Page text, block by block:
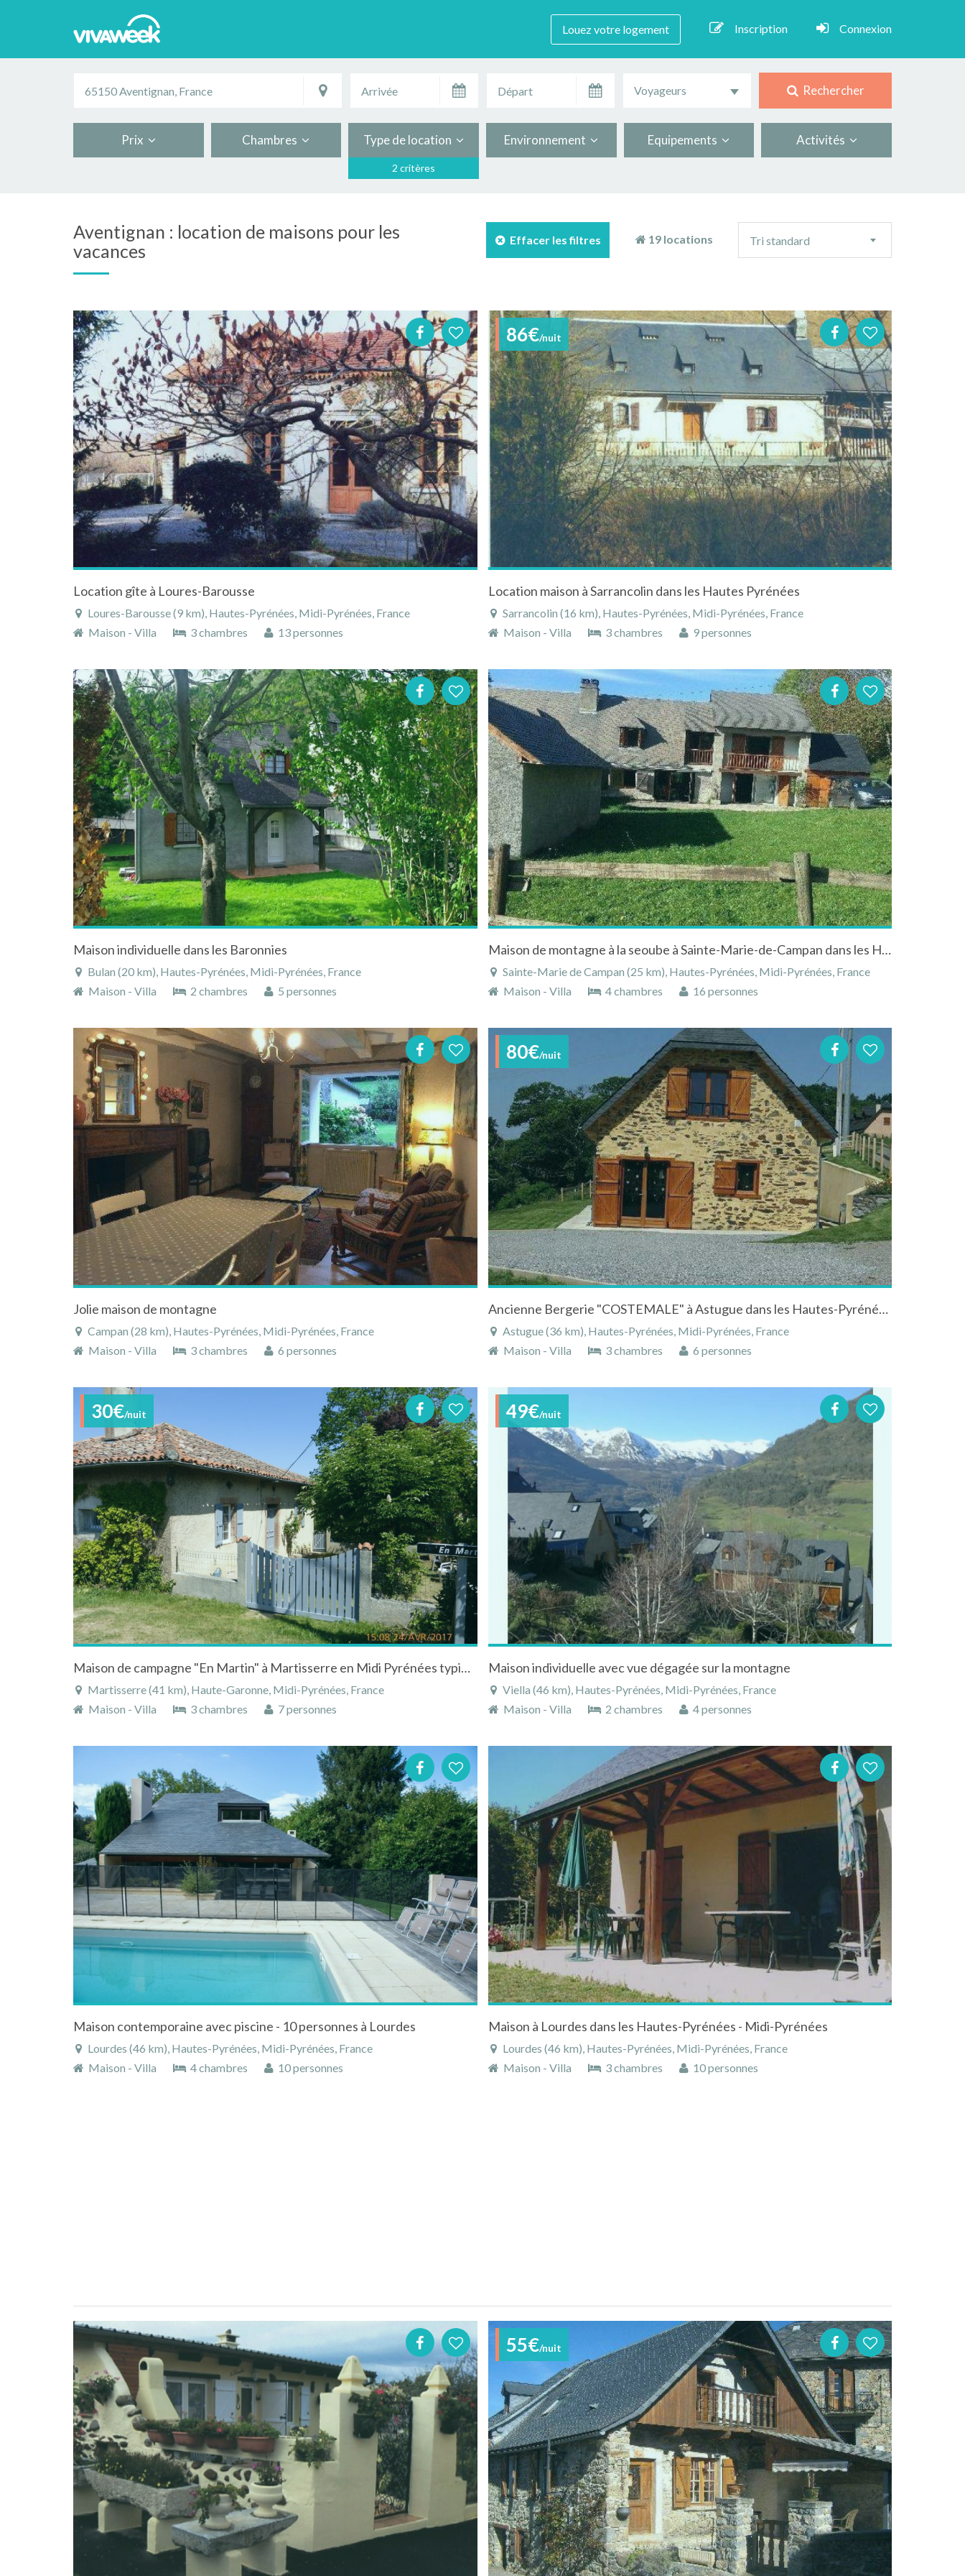
Louez votre logement Inscription Connexion
Voyageurs Rechercher
Prix Chambres Type de location
2 critères
Environnement Equipements Activités
Aventignan : location de maisons pour les
vacances
Effacer les filtres 19 locations
tri
Tri standard
Location gîte à Loures-Barousse
Loures-Barousse (9 km), Hautes-Pyrénées, Midi-Pyrénées, France
Maison - Villa
3 chambres 13 personnes
86€/nuit
Location maison à Sarrancolin dans les Hautes Pyrénées
Sarrancolin (16 km), Hautes-Pyrénées, Midi-Pyrénées, France
Maison - Villa
3 chambres 9 personnes
Maison individuelle dans les Baronnies
Bulan (20 km), Hautes-Pyrénées, Midi-Pyrénées, France
Maison - Villa
2 chambres 5 personnes
Maison de montagne à la seoube à Sainte-Marie-de-Campan dans les Hautes-Pyrénées
Sainte-Marie de Campan (25 km), Hautes-Pyrénées, Midi-Pyrénées, France
Maison - Villa
4 chambres 16 personnes
Jolie maison de montagne
Campan (28 km), Hautes-Pyrénées, Midi-Pyrénées, France
Maison - Villa
3 chambres 6 personnes
80€/nuit
Ancienne Bergerie "COSTEMALE" à Astugue dans les Hautes-Pyrénées (Occitanie) avec vue imprenable sur le pic du Montaigu
Astugue (36 km), Hautes-Pyrénées, Midi-Pyrénées, France
Maison - Villa
3 chambres 6 personnes
30€/nuit
Maison de campagne "En Martin" à Martisserre en Midi Pyrénées typique de Gascogne
Martisserre (41 km), Haute-Garonne, Midi-Pyrénées, France
Maison - Villa
3 chambres 7 personnes
49€/nuit
Maison individuelle avec vue dégagée sur la montagne
Viella (46 km), Hautes-Pyrénées, Midi-Pyrénées, France
Maison - Villa
2 chambres 4 personnes
Maison contemporaine avec piscine - 10 personnes à Lourdes
Lourdes (46 km), Hautes-Pyrénées, Midi-Pyrénées, France
Maison - Villa
4 chambres 10 personnes
Maison à Lourdes dans les Hautes-Pyrénées - Midi-Pyrénées
Lourdes (46 km), Hautes-Pyrénées, Midi-Pyrénées, France
Maison - Villa
3 chambres 10 personnes
55€/nuit